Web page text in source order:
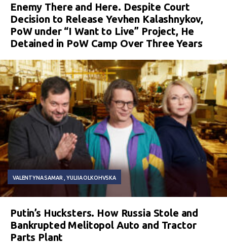
Enemy There and Here. Despite Court
Decision to Release Yevhen Kalashnykov,
PoW under “I Want to Live” Project, He
Detained in PoW Camp Over Three Years
VALENTYNA SAMAR YULIIA OLKOHVSKA
Putin’s Hucksters. How Russia Stole and
Bankrupted Melitopol Auto and Tractor
Parts Plant